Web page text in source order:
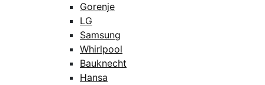
Gorenje
LG
Samsung
Whirlpool
Bauknecht
Hansa